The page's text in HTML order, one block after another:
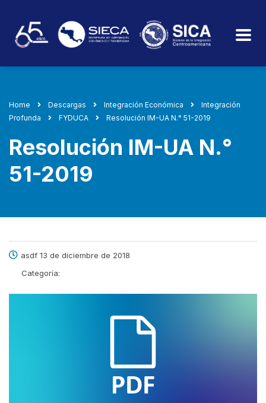
Home Descargas Integración Económica
Integración
Profunda
FYDUCA Resolución IM-UA N.° 51-2019
Resolución IM-UA N.°
51-2019
asdf 13 de diciembre de 2018
Categoría: